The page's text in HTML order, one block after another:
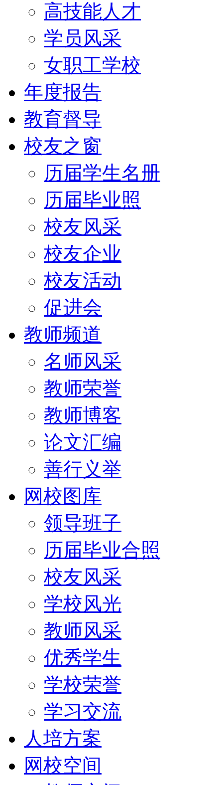
高技能人才
学员风采
女职工学校
年度报告
教育督导
校友之窗
历届学生名册
历届毕业照
校友风采
校友企业
校友活动
促进会
教师频道
名师风采
教师荣誉
教师博客
论文汇编
善行义举
网校图库
领导班子
历届毕业合照
校友风采
学校风光
教师风采
优秀学生
学校荣誉
学习交流
人培方案
网校空间